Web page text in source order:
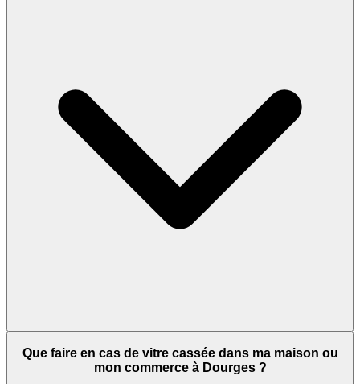
Que faire en cas de vitre cassée dans ma maison ou
mon commerce à Dourges ?